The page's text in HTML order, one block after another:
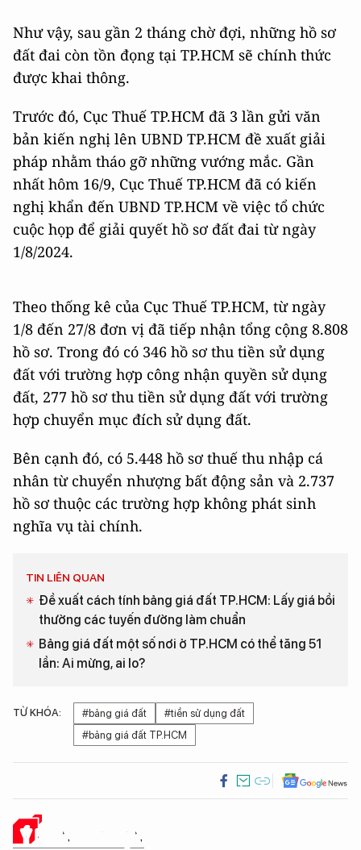
Như vậy, sau gần 2 tháng chờ đợi, những hồ sơ
đất đai còn tồn đọng tại TP.HCM sẽ chính thức
được khai thông.
Trước đó, Cục Thuế TP.HCM đã 3 lần gửi văn
bản kiến nghị lên UBND TP.HCM đề xuất giải
pháp nhằm tháo gỡ những vướng mắc. Gần
nhất hôm 16/9, Cục Thuế TP.HCM đã có kiến
nghị khẩn đến UBND TP.HCM về việc tổ chức
cuộc họp để giải quyết hồ sơ đất đai từ ngày
1/8/2024.
Theo thống kê của Cục Thuế TP.HCM, từ ngày
1/8 đến 27/8 đơn vị đã tiếp nhận tổng cộng 8.808
hồ sơ. Trong đó có 346 hồ sơ thu tiền sử dụng
đất với trường hợp công nhận quyền sử dụng
đất, 277 hồ sơ thu tiền sử dụng đất với trường
hợp chuyển mục đích sử dụng đất.
Bên cạnh đó, có 5.448 hồ sơ thuế thu nhập cá
nhân từ chuyển nhượng bất động sản và 2.737
hồ sơ thuộc các trường hợp không phát sinh
nghĩa vụ tài chính.
TIN LIÊN QUAN
Đề xuất cách tính bảng giá đất TP.HCM: Lấy giá bồi
thường các tuyến đường làm chuẩn
Bảng giá đất một số nơi ở TP.HCM có thể tăng 51
lần: Ai mừng, ai lo?
TỪ KHÓA: #bảng giá đất
#tiền sử dụng đất
#bảng giá đất TP.HCM
Ý KIẾN CỦA BẠN